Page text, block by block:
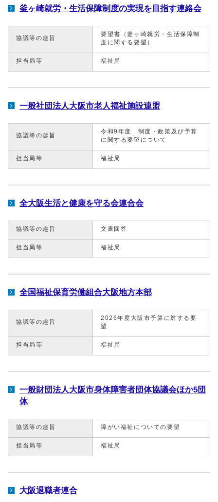
釜ヶ崎就労・生活保障制度の実現を目指す連絡会
協議等の趣旨
要望書（釜ヶ崎就労・生活保障制
度に関する要望）
担当局等 福祉局
一般社団法人大阪市老人福祉施設連盟
協議等の趣旨
令和9年度 制度・政策及び予算
に関する要望について
担当局等 福祉局
全大阪生活と健康を守る会連合会
協議等の趣旨 文書回答
担当局等 福祉局
全国福祉保育労働組合大阪地方本部
協議等の趣旨
2026年度大阪市予算に対する要
望
担当局等 福祉局
一般財団法人大阪市身体障害者団体協議会ほか5団
体
協議等の趣旨 障がい福祉についての要望
担当局等 福祉局
大阪退職者連合